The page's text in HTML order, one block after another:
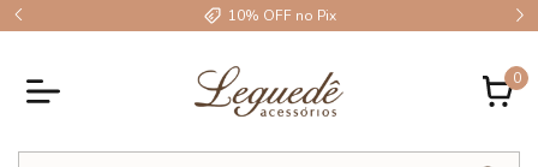
10% OFF no Pix
0